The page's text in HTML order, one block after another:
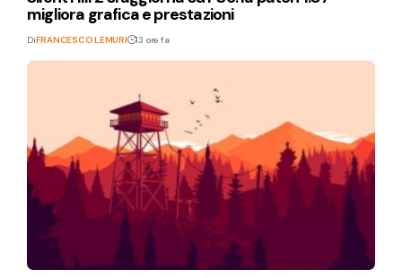
migliora grafica e prestazioni
DiFRANCESCO LEMURI 13 ore fa